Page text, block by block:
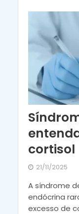
cortisol
21/11/2025
A síndrome
endócrina
excesso de